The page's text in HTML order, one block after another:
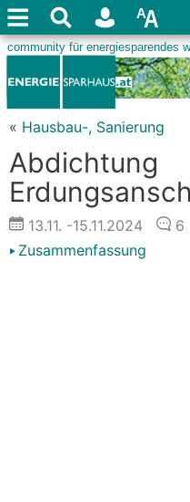
« Hausbau-, Sanierung
Abdichtung
13.11. -15.11.2024 6
Zusammenfassung